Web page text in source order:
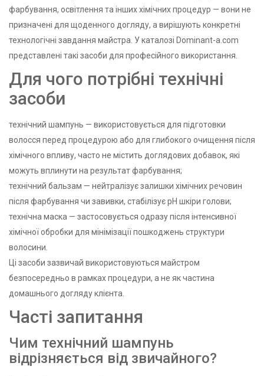
фарбування, освітлення та інших хімічних процедур — вони не
призначені для щоденного догляду, а вирішують конкретні
технологічні завдання майстра. У каталозі Dominant-a.com
представлені такі засоби для професійного використання.
Для чого потрібні технічні
засоби
технічний шампунь — використовується для підготовки
волосся перед процедурою або для глибокого очищення після
хімічного впливу, часто не містить доглядових добавок, які
можуть вплинути на результат фарбування;
технічний бальзам — нейтралізує залишки хімічних речовин
після фарбування чи завивки, стабілізує pH шкіри голови;
технічна маска — застосовується одразу після інтенсивної
хімічної обробки для мінімізації пошкоджень структури
волосини.
Ці засоби зазвичай використовуються майстром
безпосередньо в рамках процедури, а не як частина
домашнього догляду клієнта.
Часті запитання
Чим технічний шампунь
відрізняється від звичайного?